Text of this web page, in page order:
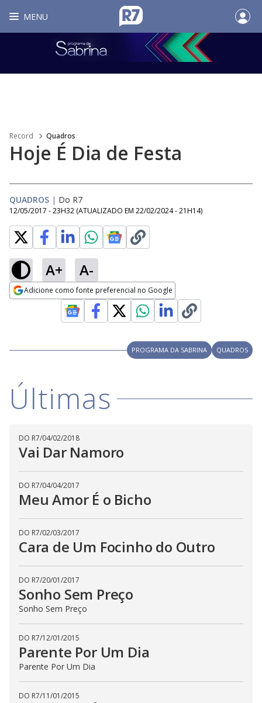
MENU
Record Quadros
Hoje É Dia de Festa
QUADROS | Do R7
12/05/2017 - 23H32 (ATUALIZADO EM 22/02/2024 - 21H14)
A+ A-
Adicione como fonte preferencial no Google
Opens in new window
PROGRAMA DA SABRINA QUADROS
Últimas
DO R7/04/02/2018
Vai Dar Namoro
DO R7/04/04/2017
Meu Amor É o Bicho
DO R7/02/03/2017
Cara de Um Focinho do Outro
DO R7/20/01/2017
Sonho Sem Preço
Sonho Sem Preço
DO R7/12/01/2015
Parente Por Um Dia
Parente Por Um Dia
DO R7/11/01/2015